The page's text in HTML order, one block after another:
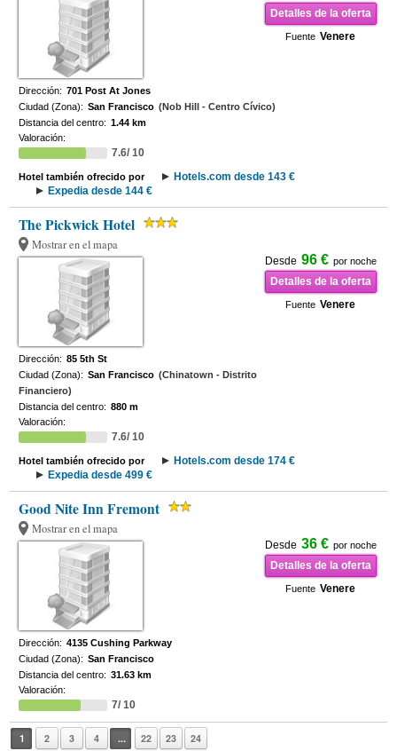
Detalles de la oferta
Fuente Venere
Dirección: 701 Post At Jones
Ciudad (Zona): San Francisco (Nob Hill - Centro Cívico)
Distancia del centro: 1.44 km
Valoración:
7.6/ 10
Hotel también ofrecido por
Hotels.com desde 143 €
Expedia desde 144 €
The Pickwick Hotel
Mostrar en el mapa
Desde 96 € por noche
Detalles de la oferta
Fuente Venere
Dirección: 85 5th St
Ciudad (Zona): San Francisco (Chinatown - Distrito
Financiero)
Distancia del centro: 880 m
Valoración:
7.6/ 10
Hotel también ofrecido por
Hotels.com desde 174 €
Expedia desde 499 €
Good Nite Inn Fremont
Mostrar en el mapa
Desde 36 € por noche
Detalles de la oferta
Fuente Venere
Dirección: 4135 Cushing Parkway
Ciudad (Zona): San Francisco
Distancia del centro: 31.63 km
Valoración:
7/ 10
1 2 3 4 ... 22 23 24